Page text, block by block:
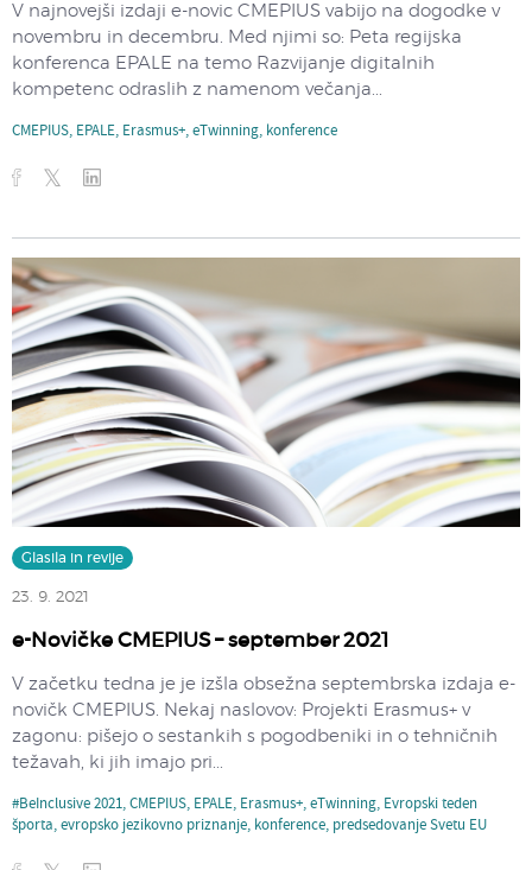
V najnovejši izdaji e-novic CMEPIUS vabijo na dogodke v
novembru in decembru. Med njimi so: Peta regijska
konferenca EPALE na temo Razvijanje digitalnih
kompetenc odraslih z namenom večanja...
CMEPIUS, EPALE, Erasmus+,eTwinning, konference
Glasila in revije
23. 9. 2021
e-Novičke CMEPIUS – september 2021
V začetku tedna je je izšla obsežna septembrska izdaja e-
novičk CMEPIUS. Nekaj naslovov: Projekti Erasmus+ v
zagonu: pišejo o sestankih s pogodbeniki in o tehničnih
težavah, ki jih imajo pri...
#BeInclusive 2021,CMEPIUS, EPALE, Erasmus+,eTwinning, Evropski teden
športa,evropsko jezikovno priznanje, konference, predsedovanje Svetu EU